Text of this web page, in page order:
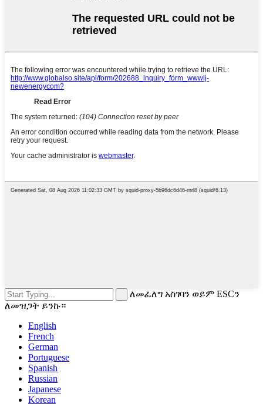
ለመፈለግ አስገባን ወይም ESCን
ለመዝጋት ይንኩ።
English
French
German
Portuguese
Spanish
Russian
Japanese
Korean